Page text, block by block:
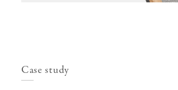
Case study